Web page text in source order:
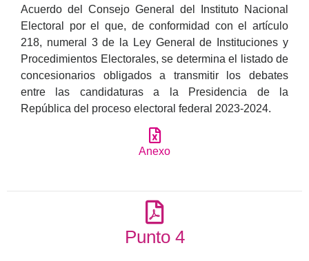
Acuerdo del Consejo General del Instituto Nacional
Electoral por el que, de conformidad con el artículo
218, numeral 3 de la Ley General de Instituciones y
Procedimientos Electorales, se determina el listado de
concesionarios obligados a transmitir los debates
entre las candidaturas a la Presidencia de la
República del proceso electoral federal 2023-2024.
Anexo
Punto 4